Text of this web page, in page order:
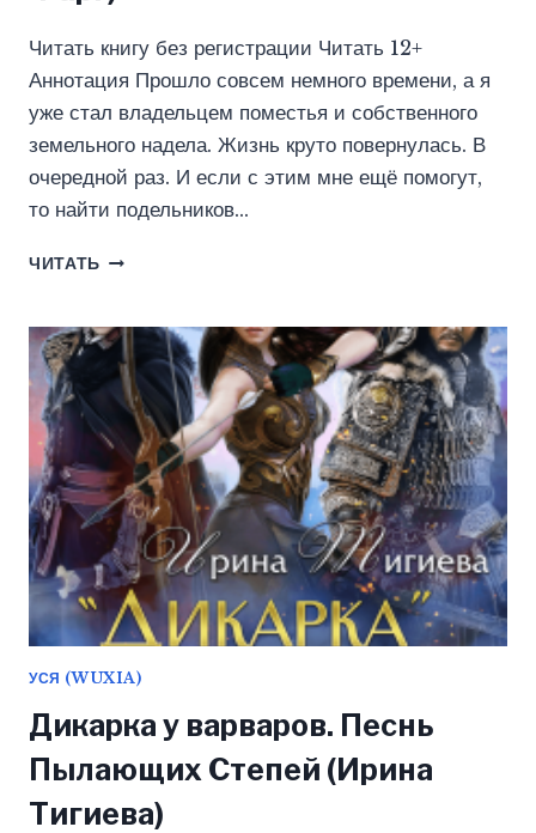
Читать книгу без регистрации Читать 12+
Аннотация Прошло совсем немного времени, а я
уже стал владельцем поместья и собственного
земельного надела. Жизнь круто повернулась. В
очередной раз. И если с этим мне ещё помогут,
то найти подельников…
ЧИТАТЬ КЛАН
(ВАДИМ
ФАРГ)
УСЯ (WUXIA)
Дикарка у варваров. Песнь
Пылающих Степей (Ирина
Тигиева)